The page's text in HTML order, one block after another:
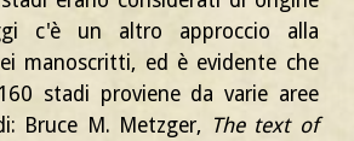
c'è un altro approccio alla
manoscritti, ed è evidente che
stadi proviene da varie aree
Bruce M. Metzger, The text of